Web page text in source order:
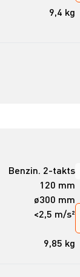
9,4 kg
Benzin. 2-takts
120 mm
ø300 mm
<2,5 m/s²
9,85 kg